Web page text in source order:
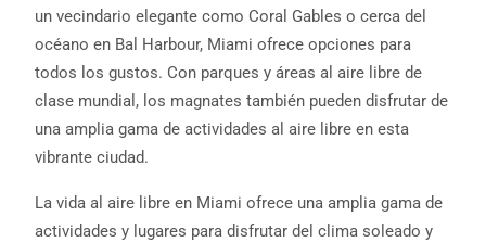
un vecindario elegante como Coral Gables o cerca del
océano en Bal Harbour, Miami ofrece opciones para
todos los gustos. Con parques y áreas al aire libre de
clase mundial, los magnates también pueden disfrutar de
una amplia gama de actividades al aire libre en esta
vibrante ciudad.
La vida al aire libre en Miami ofrece una amplia gama de
actividades y lugares para disfrutar del clima soleado y